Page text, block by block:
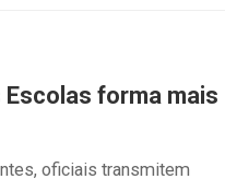
Escolas forma mais
oficiais transmitem